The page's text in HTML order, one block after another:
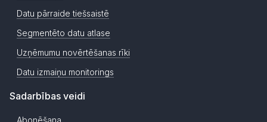
Datu pārraide tiešsaistē
Segmentēto datu atlase
Uzņēmumu novērtēšanas rīki
Datu izmaiņu monitorings
Sadarbības veidi